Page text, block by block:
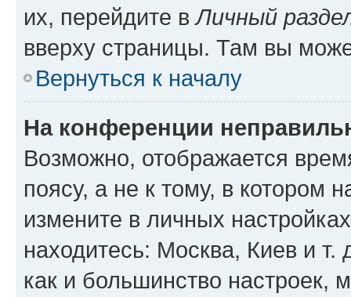
их, перейдите вЛичный
вверху страницы. Там вы
Вернуться к началу
На конференции
Возможно, отображается
поясу, а не к тому, в котором
измените в личных
находитесь: Москва, Киев и т.
как и большинство настроек,